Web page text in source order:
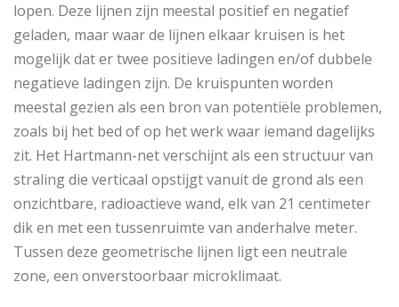
lopen. Deze lijnen zijn meestal positief en negatief
geladen, maar waar de lijnen elkaar kruisen is het
mogelijk dat er twee positieve ladingen en/of dubbele
negatieve ladingen zijn. De kruispunten worden
meestal gezien als een bron van potentiële problemen,
zoals bij het bed of op het werk waar iemand dagelijks
zit. Het Hartmann-net verschijnt als een structuur van
straling die verticaal opstijgt vanuit de grond als een
onzichtbare, radioactieve wand, elk van 21 centimeter
dik en met een tussenruimte van anderhalve meter.
Tussen deze geometrische lijnen ligt een neutrale
zone, een onverstoorbaar microklimaat.